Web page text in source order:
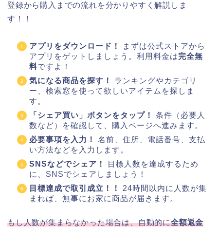
登録から購入までの流れを分かりやすく解説しま
す！！
アプリをダウンロード！
まずは公式ストアから
アプリをゲットしましょう。利用料金は完全無
料ですよ！
気になる商品を探す！
ランキングやカテゴリ
ー、検索窓を使って欲しいアイテムを探しま
す。
「シェア買い」ボタンをタップ！
条件（必要人
数など）を確認して、購入ページへ進みます。
必要事項を入力！
名前、住所、電話番号、支払
い方法などを入力します。
SNSなどでシェア！
目標人数を達成するため
に、SNSでシェアしましょう！
目標達成で取引成立！！
24時間以内に人数が集
まれば、無事にお家に商品が届きます。
もし人数が集まらなかった場合は、自動的に全額返金